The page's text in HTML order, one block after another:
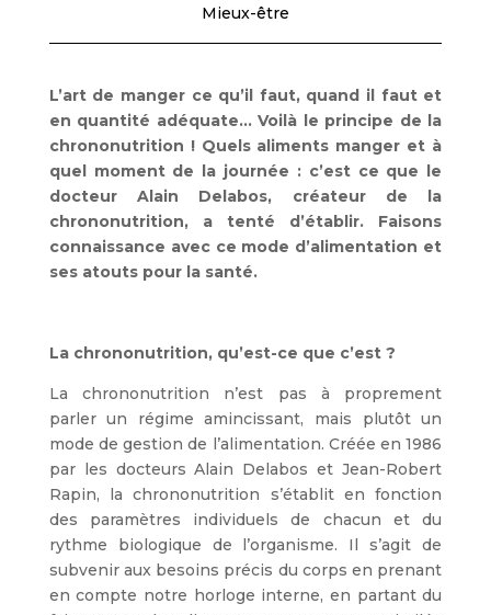
Mieux-être
L’art de manger ce qu’il faut, quand il faut et
en quantité adéquate… Voilà le principe de la
chrononutrition ! Quels aliments manger et à
quel moment de la journée : c’est ce que le
docteur Alain Delabos, créateur de la
chrononutrition, a tenté d’établir. Faisons
connaissance avec ce mode d’alimentation et
ses atouts pour la santé.
La chrononutrition, qu’est-ce que c’est ?
La chrononutrition n’est pas à proprement
parler un régime amincissant, mais plutôt un
mode de gestion de l’alimentation. Créée en 1986
par les docteurs Alain Delabos et Jean-Robert
Rapin, la chrononutrition s’établit en fonction
des paramètres individuels de chacun et du
rythme biologique de l’organisme. Il s’agit de
subvenir aux besoins précis du corps en prenant
en compte notre horloge interne, en partant du